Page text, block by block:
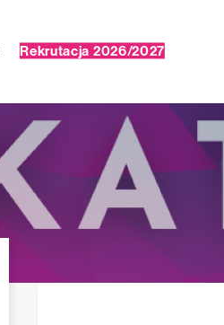
Rekrutacja 2026/2027